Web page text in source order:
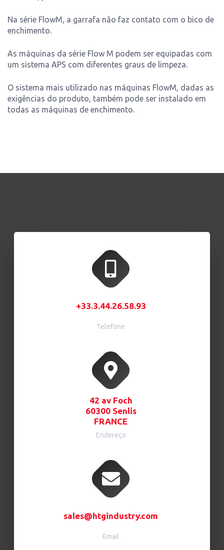
Na série FlowM, a garrafa não faz contato com o bico de
enchimento.
As máquinas da série Flow M podem ser equipadas com
um sistema APS com diferentes graus de limpeza.
O sistema mais utilizado nas máquinas FlowM, dadas as
exigências do produto, também pode ser instalado em
todas as máquinas de enchimento.
+33.3.44.26.58.93
Telefone
42 av Foch
60300 Senlis
FRANCE
Endereço
sales@htgindustry.com
Email